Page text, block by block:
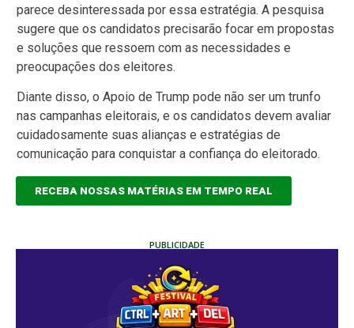
parece desinteressada por essa estratégia. A pesquisa
sugere que os candidatos precisarão focar em propostas
e soluções que ressoem com as necessidades e
preocupações dos eleitores.
Diante disso, o Apoio de Trump pode não ser um trunfo
nas campanhas eleitorais, e os candidatos devem avaliar
cuidadosamente suas alianças e estratégias de
comunicação para conquistar a confiança do eleitorado.
RECEBA NOSSAS MATÉRIAS EM TEMPO REAL
PUBLICIDADE